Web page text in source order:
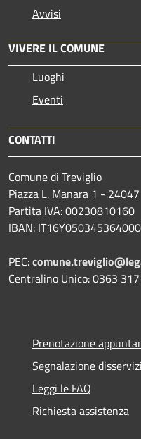
Avvisi
VIVERE IL COMUNE
Luoghi
Eventi
CONTATTI
Comune di Treviglio
Piazza L. Manara 1 -
Partita IVA: 00230810160
IBAN:
PEC:
Centralino Unico: 0363
Prenotazione
Segnalazione
Leggi le FAQ
Richiesta assistenza